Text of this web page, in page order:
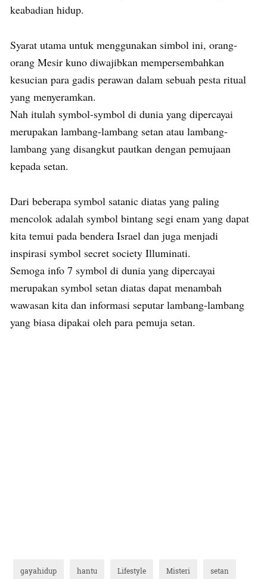
keabadian hidup.
Syarat utama untuk menggunakan simbol ini, orang-
orang Mesir kuno diwajibkan mempersembahkan
kesucian para gadis perawan dalam sebuah pesta ritual
yang menyeramkan.
Nah itulah symbol-symbol di dunia yang dipercayai
merupakan lambang-lambang setan atau lambang-
lambang yang disangkut pautkan dengan pemujaan
kepada setan.
Dari beberapa symbol satanic diatas yang paling
mencolok adalah symbol bintang segi enam yang dapat
kita temui pada bendera Israel dan juga menjadi
inspirasi symbol secret society Illuminati.
Semoga info 7 symbol di dunia yang dipercayai
merupakan symbol setan diatas dapat menambah
wawasan kita dan informasi seputar lambang-lambang
yang biasa dipakai oleh para pemuja setan.
gayahidup hantu Lifestyle Misteri setan